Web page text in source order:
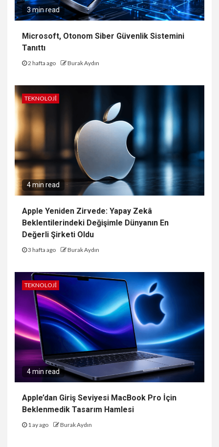
3 min read
Microsoft, Otonom Siber Güvenlik Sistemini
Tanıttı
2 hafta ago Burak Aydın
TEKNOLOJI
4 min read
Apple Yeniden Zirvede: Yapay Zekâ
Beklentilerindeki Değişimle Dünyanın En
Değerli Şirketi Oldu
3 hafta ago Burak Aydın
TEKNOLOJI
4 min read
Apple’dan Giriş Seviyesi MacBook Pro İçin
Beklenmedik Tasarım Hamlesi
1 ay ago Burak Aydın